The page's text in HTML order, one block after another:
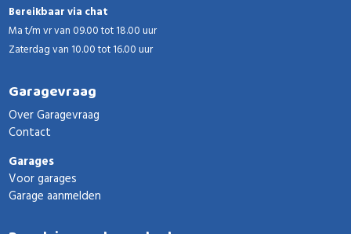
Bereikbaar via chat
Ma t/m vr van 09.00 tot 18.00 uur
Zaterdag van 10.00 tot 16.00 uur
Garagevraag
Over Garagevraag
Contact
Garages
Voor garages
Garage aanmelden